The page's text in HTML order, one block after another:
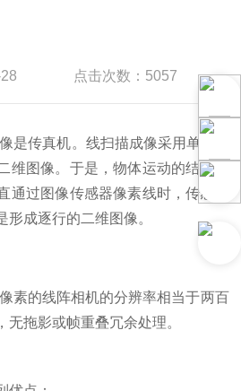
点击次数：5057
是传真机。线扫描成像采用单线传
维图像。于是，物体运动的结果形
通过图像传感器像素线时，传感器
成逐行的二维图像。
素的线阵相机的分辨率相当于两百
拖影或帧重叠冗余处理。